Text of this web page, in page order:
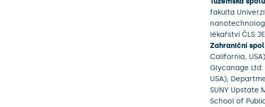
fakulta
lékařství ČLS
Zahraniční
California,
Glycanage
USA);
SUNY Upstate
School of